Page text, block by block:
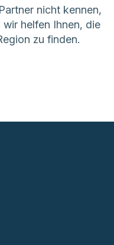
nicht kennen,
wir helfen Ihnen, die
zu finden.